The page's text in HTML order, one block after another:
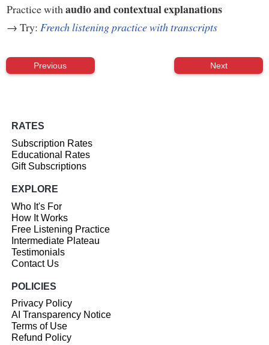
Practice with audio and contextual explanations
→ Try: French listening practice with transcripts
Previous Next
RATES
Subscription Rates
Educational Rates
Gift Subscriptions
EXPLORE
Who It's For
How It Works
Free Listening Practice
Intermediate Plateau
Testimonials
Contact Us
POLICIES
Privacy Policy
AI Transparency Notice
Terms of Use
Refund Policy